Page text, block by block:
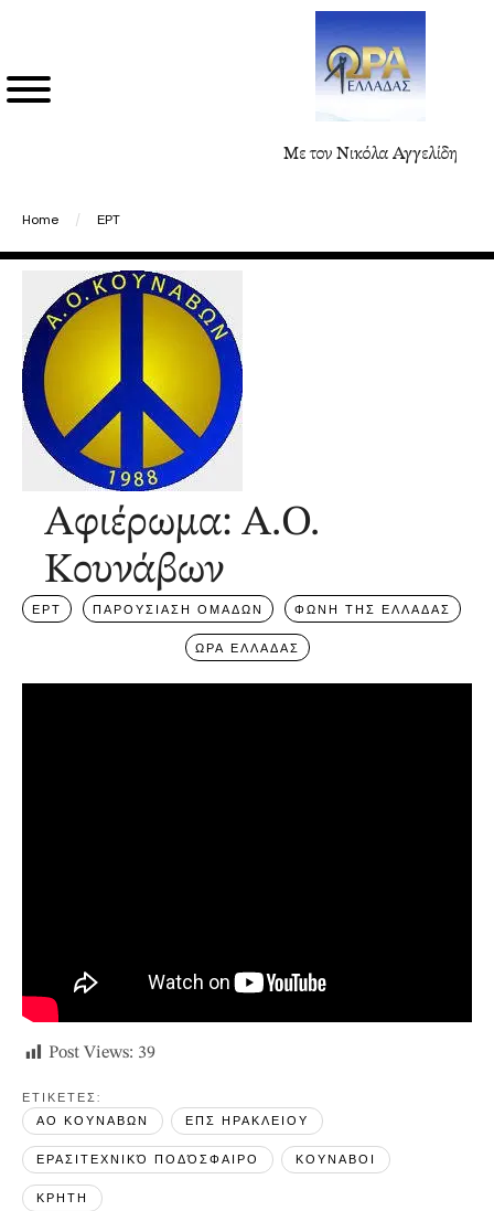
Με τον Νικόλα Αγγελίδη
Home / ΕΡΤ
Αφιέρωμα: Α.Ο.
Κουνάβων
ΕΡΤ ΠΑΡΟΥΣΙΑΣΗ ΟΜΑΔΩΝ ΦΩΝΗ ΤΗΣ ΕΛΛΑΔΑΣ
ΩΡΑ ΕΛΛΑΔΑΣ
Post Views: 39
ΕΤΙΚΕΤΕΣ:
ΑΟ ΚΟΥΝΑΒΩΝ
ΕΠΣ ΗΡΑΚΛΕΙΟΥ
ΕΡΑΣΙΤΕΧΝΙΚΌ ΠΟΔΌΣΦΑΙΡΟ ΚΟΥΝΑΒΟΙ
ΚΡΗΤΗ